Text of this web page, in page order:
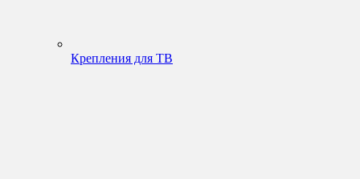
Крепления для ТВ